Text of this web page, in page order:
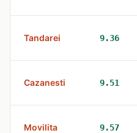
Tandarei 9.36
Cazanesti 9.51
Movilita 9.57